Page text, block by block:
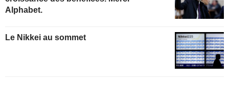
Alphabet.
Le Nikkei au sommet